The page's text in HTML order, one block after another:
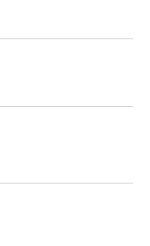
r
e
g